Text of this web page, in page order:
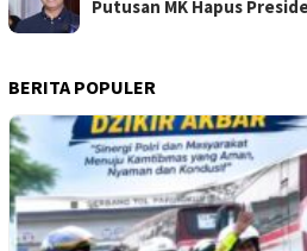
Putusan MK Hapus
BERITA POPULER